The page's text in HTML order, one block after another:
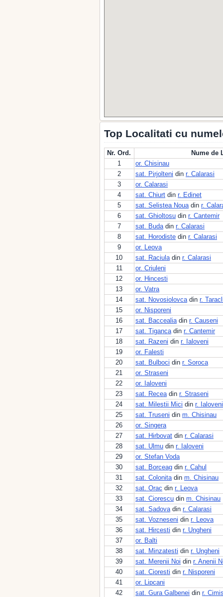
Top Localitati cu
Nr. Ord.
Nume de
1
or. Chisinau
2
sat. Pirjolteni din r. Calarasi
3
or. Calarasi
4
sat. Chiurt din r. Edinet
5
sat. Selistea Nouadin r.
6
sat. Ghioltosu din r. Cantemir
7
sat. Budadin r. Calarasi
8
sat. Horodiste din r. Calarasi
9
or. Leova
10
sat. Raciuladin r. Calarasi
11
or. Criuleni
12
or. Hincesti
13
or. Vatra
14
sat. Novosiolovcadin r.
15
or. Nisporeni
16
sat. Baccealiadin r. Causeni
17
sat. Tigancadin r. Cantemir
18
sat. Razeni din r. Ialoveni
19
or. Falesti
20
sat. Bulboci din r. Soroca
21
or. Straseni
22
or. Ialoveni
23
sat. Receadin r. Straseni
24
sat. Milestii Mici din r. Ialoveni
25
sat. Truseni din m. Chisinau
26
or. Singera
27
sat. Hirbovat din r. Calarasi
28
sat. Ulmu din r. Ialoveni
29
or. Stefan Voda
30
sat. Borceag din r. Cahul
31
sat. Colonitadin m. Chisinau
32
sat. Orac din r. Leova
33
sat. Ciorescu din m. Chisinau
34
sat. Sadovadin r. Calarasi
35
sat. Vozneseni din r. Leova
36
sat. Hircesti din r. Ungheni
37
or. Balti
38
sat. Minzatesti din r. Ungheni
39
sat. Merenii Noi din r. Anenii
40
sat. Cioresti din r. Nisporeni
41
or. Lipcani
42
sat. Gura Galbenei din r.